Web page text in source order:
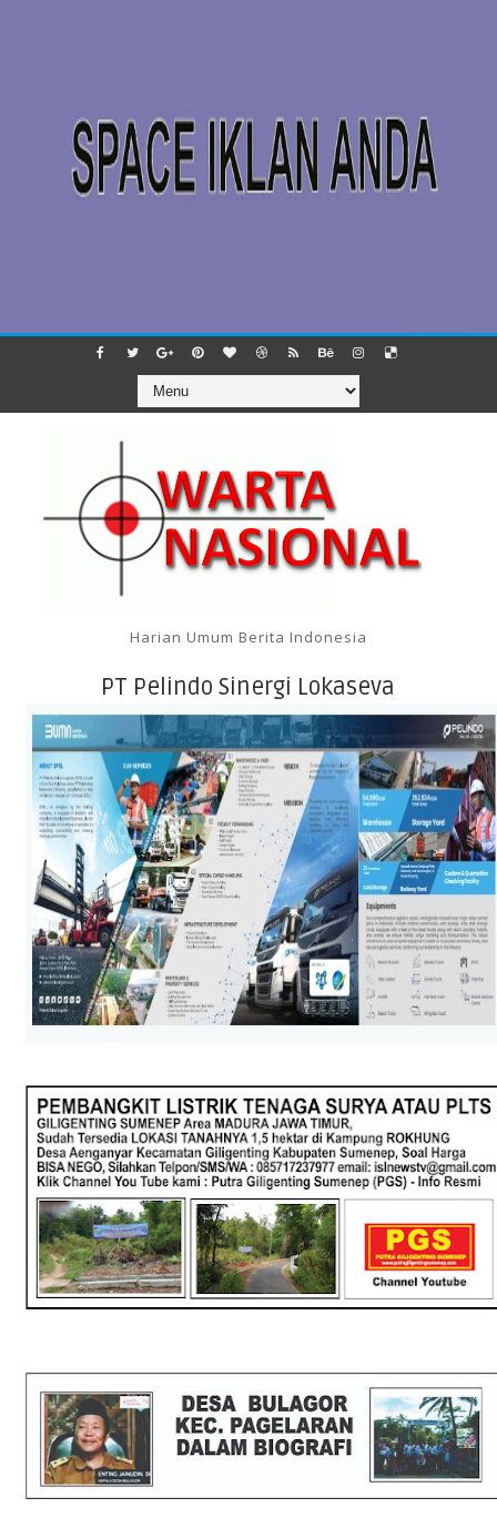
Harian Umum Berita Indonesia
PT Pelindo Sinergi Lokaseva